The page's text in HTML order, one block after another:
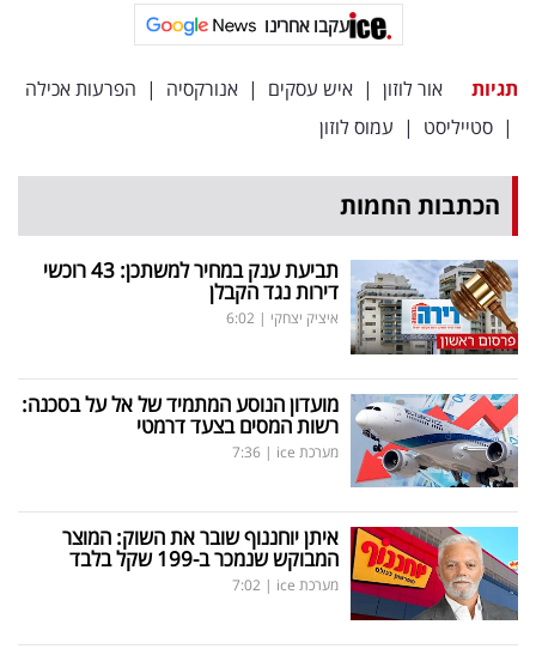
עקבו אחרינו
תגיות אור לוזון | איש עסקים | אנורקסיה | הפרעות אכילה
| סטייליסט | עמוס לוזון
הכתבות החמות
תביעת ענק במחיר למשתכן: 43 רוכשי
דירות נגד הקבלן
איציק יצחקי |
6:02
מועדון הנוסע המתמיד של אל על בסכנה:
רשות המסים בצעד דרמטי
מערכת ice |
7:36
איתן יוחננוף שובר את השוק: המוצר
המבוקש שנמכר ב-199 שקל בלבד
מערכת ice |
7:02